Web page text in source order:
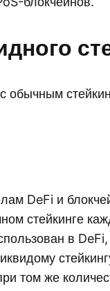
обычным
DeFi и
стейкинге
в DeFi,
том же